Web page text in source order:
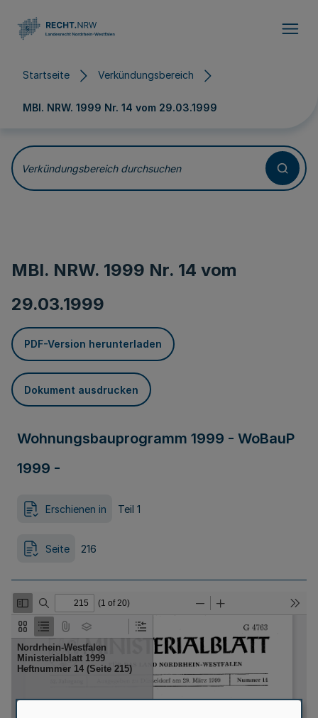
Startseite Verkündungsbereich
MBl. NRW. 1999 Nr. 14 vom 29.03.1999
Verkündungsbereich durchsuchen
MBl. NRW. 1999 Nr. 14 vom
29.03.1999
PDF-Version herunterladen
Dokument ausdrucken
Wohnungsbauprogramm 1999 - WoBauP
1999 -
Erschienen in Teil 1
Seite 216